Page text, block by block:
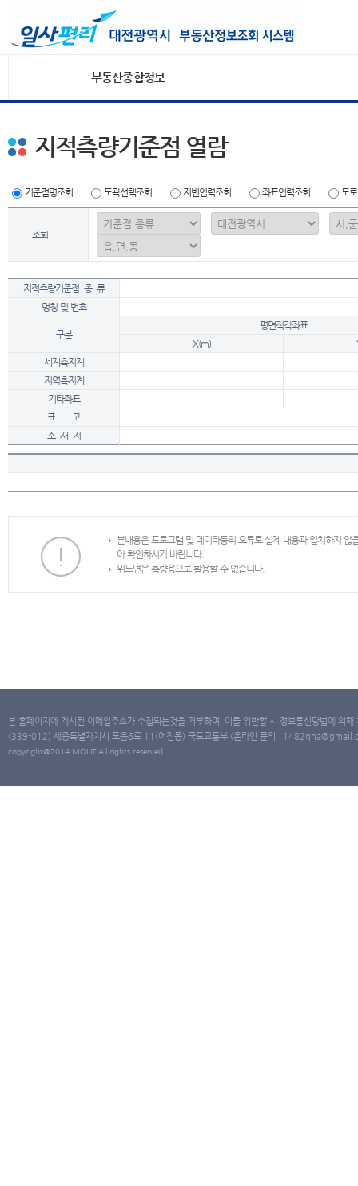
부동산종합정보
지적측량기준점 열람
기준점명조회 도곽선택조회 지번입력조회 좌표입력조회 도
조회
지적측량기준점 종 류
명칭 및 번호
구분
평면직각좌표
X(m)
세계측지계
지역측지계
기타좌표
표 고
소 재 지
본내용은 프로그램 및 데이타등의 오류로 실제 내용과 일치하지
아 확인하시기 바랍니다.
위도면은 측량용으로 활용할 수 없습니다.
본 홈페이지에 게시된 이메일주소가 수집되는것을 거부하며, 이를 위반할 시 정보통신망법에 의
(339-012) 세종특별자치시 도움6로 11(어진동) 국토교통부 (온라인 문의 :
copyright@2014 MOLIT All rights reserved.